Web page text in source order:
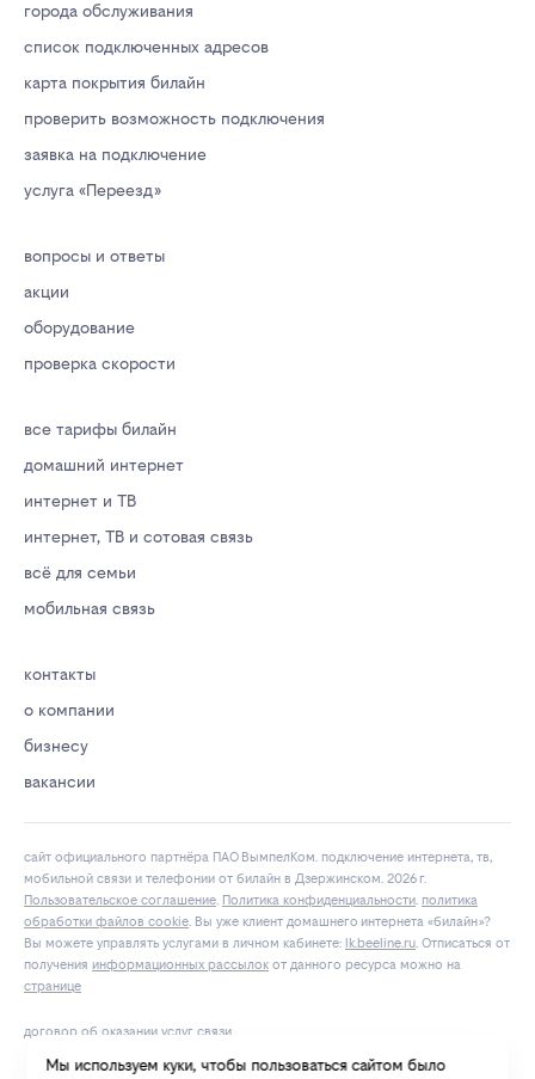
города обслуживания
список подключенных адресов
карта покрытия билайн
проверить возможность подключения
заявка на подключение
услуга «Переезд»
вопросы и ответы
акции
оборудование
проверка скорости
все тарифы билайн
домашний интернет
интернет и ТВ
интернет, ТВ и сотовая связь
всё для семьи
мобильная связь
контакты
о компании
бизнесу
вакансии
сайт официального партнёра ПАО ВымпелКом. подключение интернета, тв,
мобильной связи и телефонии от билайн в Дзержинском. 2026 г.
Пользовательское соглашение. Политика конфиденциальности. политика
обработки файлов cookie. Вы уже клиент домашнего интернета «билайн»?
Вы можете управлять услугами в личнoм кaбинeтe:
lk.bееlinе.ru. Отписаться от
получения информационных рассылок от данного ресурса можно на
странице
договор об оказании услуг связи
Мы используем куки, чтобы пользоваться сайтом было